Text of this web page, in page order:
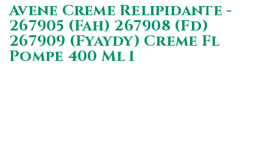
Avene Creme Relipidante -
267905 (Fah) 267908 (Fd)
267909 (Fyaydy) Creme Fl
Pompe 400 Ml 1